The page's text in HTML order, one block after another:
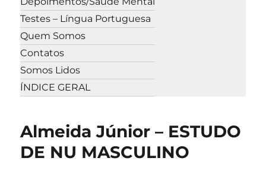
Testes – Língua Portuguesa
Quem Somos
Contatos
Somos Lidos
ÍNDICE GERAL
Almeida Júnior – ESTUDO
DE NU MASCULINO